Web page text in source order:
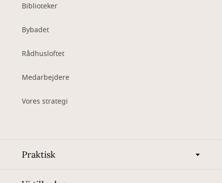
Biblioteker
Bybadet
Rådhusloftet
Medarbejdere
Vores strategi
Praktisk